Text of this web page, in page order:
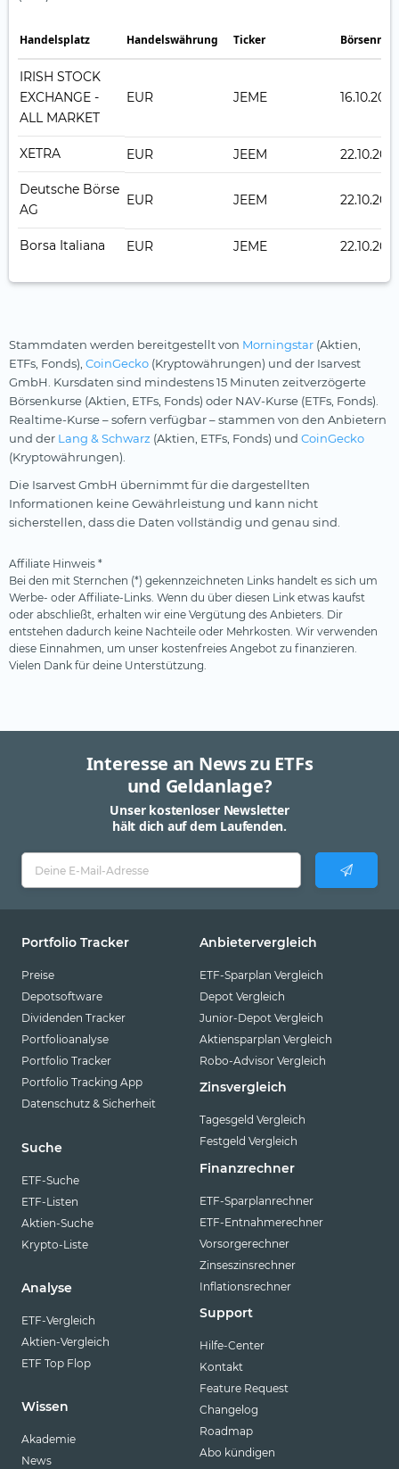
Handelsplatz Handelswährung Ticker
IRISH STOCK
EXCHANGE -
ALL MARKET
EUR JEME
XETRA EUR JEEM
Deutsche Börse
AG
EUR JEEM
Borsa Italiana EUR JEME
Stammdaten werden bereitgestellt von Morningstar (Aktien,
ETFs, Fonds), CoinGecko (Kryptowährungen) und der Isarvest
GmbH. Kursdaten sind mindestens 15 Minuten zeitverzögerte
Börsenkurse (Aktien, ETFs, Fonds) oder NAV-Kurse (ETFs, Fonds).
Realtime-Kurse – sofern verfügbar – stammen von den Anbietern
und der Lang & Schwarz (Aktien, ETFs, Fonds) und CoinGecko
(Kryptowährungen).
Die Isarvest GmbH übernimmt für die dargestellten
Informationen keine Gewährleistung und kann nicht
sicherstellen, dass die Daten vollständig und genau sind.
Affiliate Hinweis *
Bei den mit Sternchen (*) gekennzeichneten Links handelt es sich um
Werbe- oder Affiliate-Links. Wenn du über diesen Link etwas kaufst
oder abschließt, erhalten wir eine Vergütung des Anbieters. Dir
entstehen dadurch keine Nachteile oder Mehrkosten. Wir verwenden
diese Einnahmen, um unser kostenfreies Angebot zu finanzieren.
Vielen Dank für deine Unterstützung.
Interesse an News zu ETFs
und Geldanlage?
Unser kostenloser Newsletter
hält dich auf dem Laufenden.
Portfolio Tracker
Preise
Depotsoftware
Dividenden Tracker
Portfolioanalyse
Portfolio Tracker
Portfolio Tracking App
Datenschutz & Sicherheit
Suche
ETF-Suche
ETF-Listen
Aktien-Suche
Krypto-Liste
Analyse
ETF-Vergleich
Aktien-Vergleich
ETF Top Flop
Wissen
Akademie
News
Anbietervergleich
ETF-Sparplan Vergleich
Depot Vergleich
Junior-Depot Vergleich
Aktiensparplan Vergleich
Robo-Advisor Vergleich
Zinsvergleich
Tagesgeld Vergleich
Festgeld Vergleich
Finanzrechner
ETF-Sparplanrechner
ETF-Entnahmerechner
Vorsorgerechner
Zinseszinsrechner
Inflationsrechner
Support
Hilfe-Center
Kontakt
Feature Request
Changelog
Roadmap
Abo kündigen